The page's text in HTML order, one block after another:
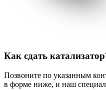
Как сдать
Позвоните по указанным
в форме ниже, и наш